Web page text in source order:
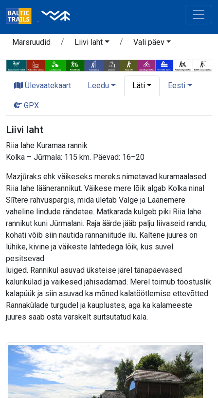
Marsruudid Liivi laht Vali päev
Ülevaatekaart Leedu Läti Eesti
GPX
Liivi laht
Riia lahe Kuramaa rannik
Kolka – Jūrmala: 115 km. Päevad: 16–20
Mazjūraks ehk väikeseks mereks nimetavad kuramaalased
Riia lahe läänerannikut. Väikese mere lõik algab Kolka ninal
Slītere rahvuspargis, mida ületab Valge ja Läänemere
vaheline lindude rändetee. Matkarada kulgeb piki Riia lahe
rannikut kuni Jūrmalani. Raja äärde jääb palju liivaseid randu,
kohati võib siin nautida rannaniitude ilu. Kaltene juures on
lühike, kivine ja väikeste lahtedega lõik, kus suvel
pesitsevad
luiged. Rannikul asuvad üksteise järel tänapäevased
kalurikülad ja väikesed jahisadamad. Merel toimub tööstuslik
kalapüük ja siin asuvad ka mõned kalatöötlemise ettevõtted.
Rannakülade turgudel ja kauplustes, aga ka kalameeste
juures saab osta värskelt suitsutatud kala.